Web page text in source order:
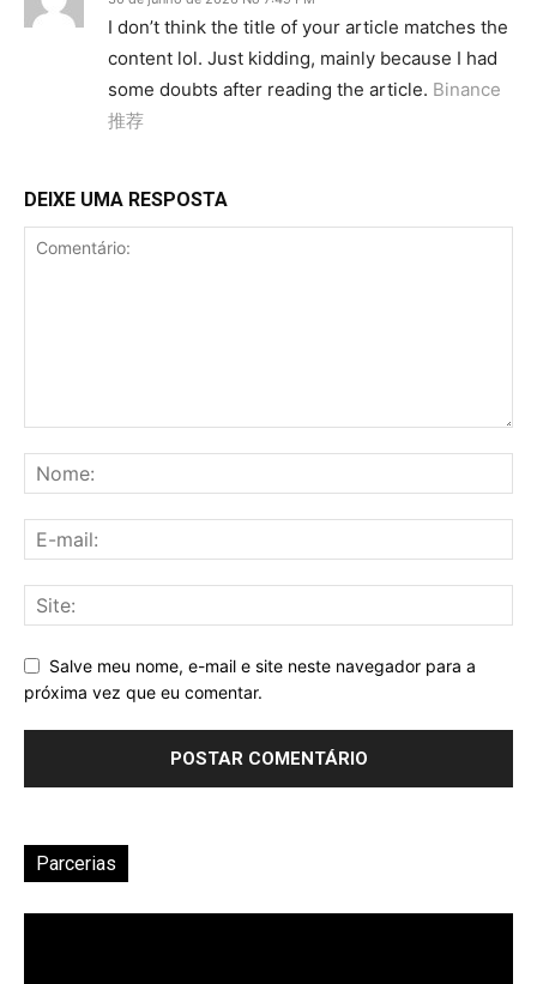
I don’t think the title of your article matches the
content lol. Just kidding, mainly because I had
some doubts after reading the article. Binance
推荐
DEIXE UMA RESPOSTA
Salve meu nome, e-mail e site neste navegador para a
próxima vez que eu comentar.
Parcerias